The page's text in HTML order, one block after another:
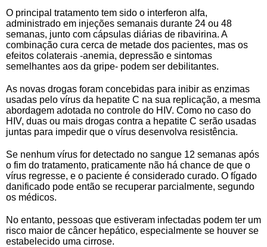
O principal tratamento tem sido o interferon alfa,
administrado em injeções semanais durante 24 ou 48
semanas, junto com cápsulas diárias de ribavirina. A
combinação cura cerca de metade dos pacientes, mas os
efeitos colaterais -anemia, depressão e sintomas
semelhantes aos da gripe- podem ser debilitantes.
As novas drogas foram concebidas para inibir as enzimas
usadas pelo vírus da hepatite C na sua replicação, a mesma
abordagem adotada no controle do HIV. Como no caso do
HIV, duas ou mais drogas contra a hepatite C serão usadas
juntas para impedir que o vírus desenvolva resistência.
Se nenhum vírus for detectado no sangue 12 semanas após
o fim do tratamento, praticamente não há chance de que o
vírus regresse, e o paciente é considerado curado. O fígado
danificado pode então se recuperar parcialmente, segundo
os médicos.
No entanto, pessoas que estiveram infectadas podem ter um
risco maior de câncer hepático, especialmente se houver se
estabelecido uma cirrose.